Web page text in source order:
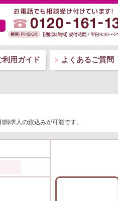
利用ガイド よくあるご質問
求人の絞込みが可能です。